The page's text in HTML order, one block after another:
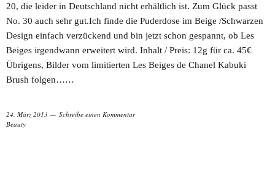
20, die leider in Deutschland nicht erhältlich ist. Zum Glück passt
No. 30 auch sehr gut.Ich finde die Puderdose im Beige /Schwarzen
Design einfach verzückend und bin jetzt schon gespannt, ob Les
Beiges irgendwann erweitert wird. Inhalt / Preis: 12g für ca. 45€
Übrigens, Bilder vom limitierten Les Beiges de Chanel Kabuki
Brush folgen……
24. März 2013
Schreibe einen Kommentar
Beauty